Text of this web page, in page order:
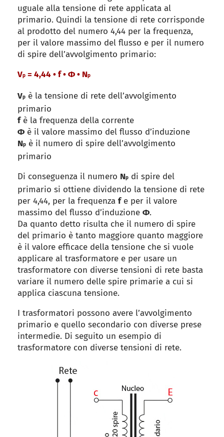
uguale alla tensione di rete applicata al
primario. Quindi la tensione di rete corrisponde
al prodotto del numero 4,44 per la frequenza,
per il valore massimo del flusso e per il numero
di spire dell’avvolgimento primario:
Vp = 4,44 • f • Φ • Np
Vp è la tensione di rete dell’avvolgimento
primario
fè la frequenza della corrente
Φ è il valore massimo del flusso d’induzione
Np è il numero di spire dell’avvolgimento
primario
Di conseguenza il numero Np di spire del
primario si ottiene dividendo la tensione di rete
per 4,44, per la frequenza fe per il valore
massimo del flusso d’induzione Φ.
Da quanto detto risulta che il numero di spire
del primario è tanto maggiore quanto maggiore
è il valore efficace della tensione che si vuole
applicare al trasformatore e per usare un
trasformatore con diverse tensioni di rete basta
variare il numero delle spire primarie a cui si
applica ciascuna tensione.
I trasformatori possono avere l’avvolgimento
primario e quello secondario con diverse prese
intermedie. Di seguito un esempio di
trasformatore con diverse tensioni di rete.